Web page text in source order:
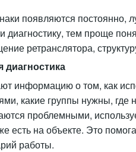
появляются постоянно,
диагностику, тем проще
ретранслятора,
диагностика
информацию о том, как
какие группы нужны, где
проблемными,
есть на объекте. Это
работы.